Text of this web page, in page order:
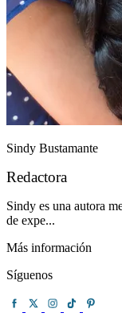
Sindy Bustamante
Redactora
Sindy es una autora
de expe...
Más información
Síguenos